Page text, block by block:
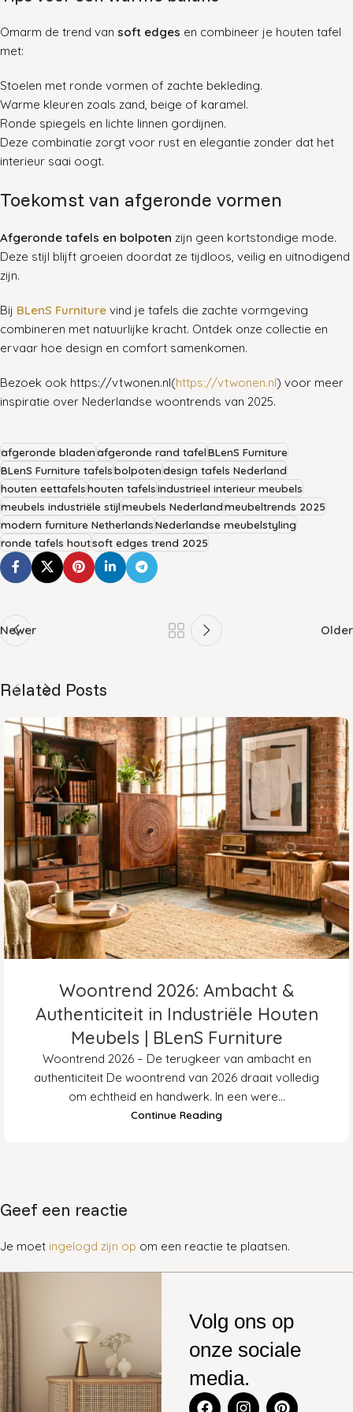
Omarm de trend van soft edges en combineer je houten tafel
met:
Stoelen met ronde vormen of zachte bekleding.
Warme kleuren zoals zand, beige of karamel.
Ronde spiegels en lichte linnen gordijnen.
Deze combinatie zorgt voor rust en elegantie zonder dat het
interieur saai oogt.
Toekomst van afgeronde vormen
Afgeronde tafels en bolpoten zijn geen kortstondige mode.
Deze stijl blijft groeien doordat ze tijdloos, veilig en uitnodigend
zijn.
Bij BLenS Furniture vind je tafels die zachte vormgeving
combineren met natuurlijke kracht. Ontdek onze collectie en
ervaar hoe design en comfort samenkomen.
Bezoek ook https://vtwonen.nl (https://vtwonen.nl) voor meer
inspiratie over Nederlandse woontrends van 2025.
afgeronde bladenafgeronde rand tafelBLenS Furniture
BLenS Furniture tafelsbolpotendesign tafels Nederland
houten eettafelshouten tafelsindustrieel interieur meubels
meubels industriële stijlmeubels Nederlandmeubeltrends 2025
modern furniture NetherlandsNederlandse meubelstyling
ronde tafels houtsoft edges trend 2025
Newer Older
Related Posts
Woontrend 2026: Ambacht &
Authenticiteit in Industriële Houten
Meubels | BLenS Furniture
Woontrend 2026 – De terugkeer van ambacht en
authenticiteit De woontrend van 2026 draait volledig
om echtheid en handwerk. In een were...
Continue Reading
Geef een reactie
Je moet ingelogd zijn op om een reactie te plaatsen.
Volg ons op
onze sociale
media.